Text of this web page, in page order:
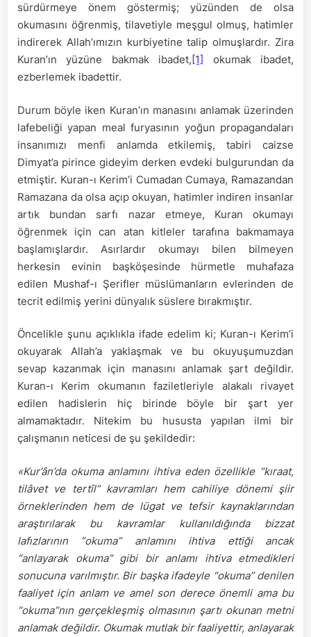
sürdürmeye önem göstermiş; yüzünden de olsa
okumasını öğrenmiş, tilavetiyle meşgul olmuş, hatimler
indirerek Allah’ımızın kurbiyetine talip olmuşlardır. Zira
Kuran’ın yüzüne bakmak ibadet, [1]
okumak ibadet,
ezberlemek ibadettir.
Durum böyle iken Kuran’ın manasını anlamak üzerinden
lafebeliği yapan meal furyasının yoğun propagandaları
insanımızı menfi anlamda etkilemiş, tabiri caizse
Dimyat’a pirince gideyim derken evdeki bulgurundan da
etmiştir. Kuran-ı Kerim’i Cumadan Cumaya, Ramazandan
Ramazana da olsa açıp okuyan, hatimler indiren insanlar
artık bundan sarfı nazar etmeye, Kuran okumayı
öğrenmek için can atan kitleler tarafına bakmamaya
başlamışlardır. Asırlardır okumayı bilen bilmeyen
herkesin evinin başköşesinde hürmetle muhafaza
edilen Mushaf-ı Şerifler müslümanların evlerinden de
tecrit edilmiş yerini dünyalık süslere bırakmıştır.
Öncelikle şunu açıklıkla ifade edelim ki; Kuran-ı Kerim’i
okuyarak Allah’a yaklaşmak ve bu okuyuşumuzdan
sevap kazanmak için manasını anlamak şart değildir.
Kuran-ı Kerim okumanın faziletleriyle alakalı rivayet
edilen hadislerin hiç birinde böyle bir şart yer
almamaktadır. Nitekim bu hususta yapılan ilmi bir
çalışmanın neticesi de şu şekildedir:
«Kur’ân’da okuma anlamını ihtiva eden özellikle “kıraat,
tilâvet ve tertîl” kavramları hem cahiliye dönemi şiir
örneklerinden hem de lügat ve tefsir kaynaklarından
araştırılarak bu kavramlar kullanıldığında bizzat
lafızlarının “okuma” anlamını ihtiva ettiği ancak
“anlayarak okuma” gibi bir anlamı ihtiva etmedikleri
sonucuna varılmıştır. Bir başka ifadeyle “okuma” denilen
faaliyet için anlam ve amel son derece önemli ama bu
“okuma”nın gerçekleşmiş olmasının şartı okunan metni
anlamak değildir. Okumak mutlak bir faaliyettir, anlayarak